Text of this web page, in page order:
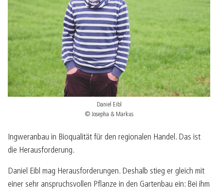
Daniel Eibl
© Josepha & Markus
Ingweranbau in Bioqualität für den regionalen Handel. Das ist
die Herausforderung.
Daniel Eibl mag Herausforderungen. Deshalb stieg er gleich mit
einer sehr anspruchsvollen Pflanze in den Gartenbau ein: Bei ihm